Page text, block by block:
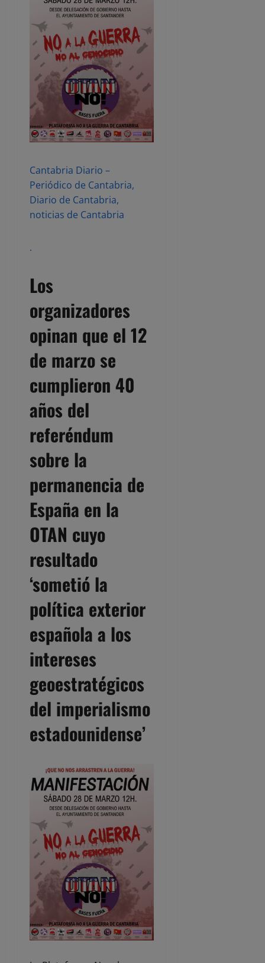
Cantabria Diario –
Periódico de Cantabria,
Diario de Cantabria,
noticias de Cantabria
.
Los
organizadores
opinan que el 12
de marzo se
cumplieron 40
años del
referéndum
sobre la
permanencia de
España en la
OTAN cuyo
resultado
‘sometió la
política exterior
española a los
intereses
geoestratégicos
del imperialismo
estadounidense’